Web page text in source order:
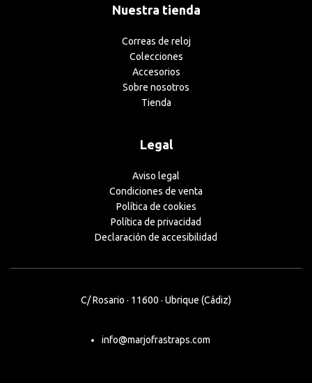
Nuestra tienda
Correas de reloj
Colecciones
Accesorios
Sobre nosotros
Tienda
Legal
Aviso legal
Condiciones de venta
Política de cookies
Política de privacidad
Declaración de accesibilidad
C/ Rosario · 11600 · Ubrique (Cádiz)
info@marjofrastraps.com